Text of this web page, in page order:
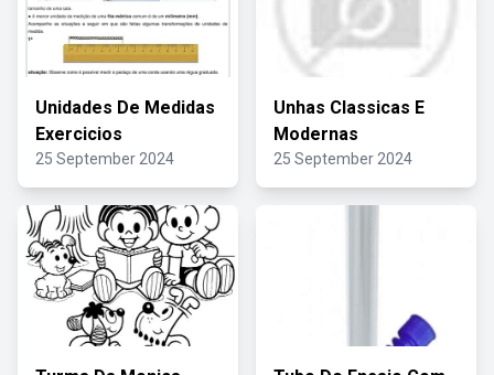
Unidades De Medidas
Exercicios
25 September 2024
Unhas Classicas E
Modernas
25 September 2024